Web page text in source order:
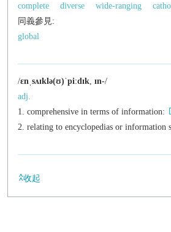
complete
diverse wide-ranging
同義參見:
global
/ɛnˌsʌɪklə(ʊ)ˈpiːdɪk, ɪn-/
adj.
comprehensive in terms of information:
relating to encyclopedias or information
收起